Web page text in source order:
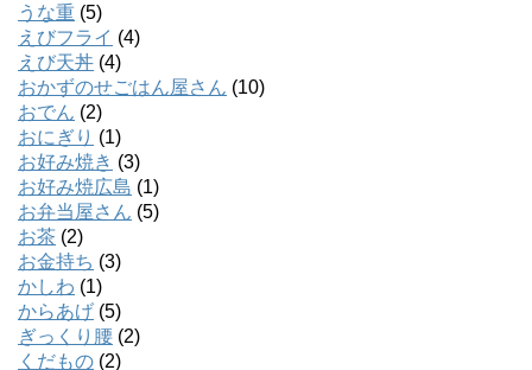
うな重 (5)
えびフライ (4)
えび天丼 (4)
おかずのせごはん屋さん (10)
おでん (2)
おにぎり (1)
お好み焼き (3)
お好み焼広島 (1)
お弁当屋さん (5)
お茶 (2)
お金持ち (3)
かしわ (1)
からあげ (5)
ぎっくり腰 (2)
くだもの (2)